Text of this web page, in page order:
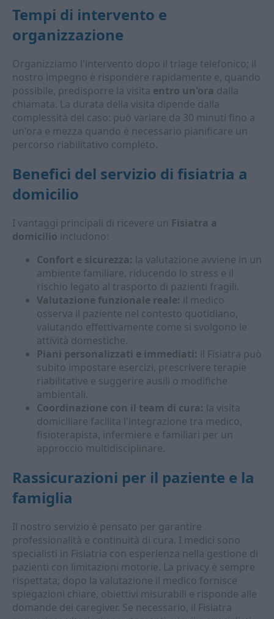
Tempi di intervento e
organizzazione
Organizziamo l'intervento dopo il triage telefonico; il
nostro impegno è rispondere rapidamente e, quando
possibile, predisporre la visita entro un'ora dalla
chiamata. La durata della visita dipende dalla
complessità del caso: può variare da 30 minuti fino a
un'ora e mezza quando è necessario pianificare un
percorso riabilitativo completo.
Benefici del servizio di fisiatria a
domicilio
I vantaggi principali di ricevere un Fisiatra a
domicilio includono:
Confort e sicurezza: la valutazione avviene in un
ambiente familiare, riducendo lo stress e il
rischio legato al trasporto di pazienti fragili.
Valutazione funzionale reale: il medico
osserva il paziente nel contesto quotidiano,
valutando effettivamente come si svolgono le
attività domestiche.
Piani personalizzati e immediati: il Fisiatra può
subito impostare esercizi, prescrivere terapie
riabilitative e suggerire ausili o modifiche
ambientali.
Coordinazione con il team di cura: la visita
domiciliare facilita l'integrazione tra medico,
fisioterapista, infermiere e familiari per un
approccio multidisciplinare.
Rassicurazioni per il paziente e la
famiglia
Il nostro servizio è pensato per garantire
professionalità e continuità di cura. I medici sono
specialisti in Fisiatria con esperienza nella gestione di
pazienti con limitazioni motorie. La privacy è sempre
rispettata; dopo la valutazione il medico fornisce
spiegazioni chiare, obiettivi misurabili e risponde alle
domande dei caregiver. Se necessario, il Fisiatra